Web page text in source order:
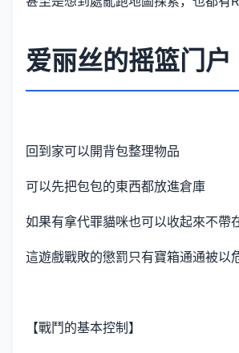
爱丽丝的摇篮门户
回到家可以開背包整理物品
可以先把包包的東西都放進倉庫
如果有拿代罪貓咪也可以收起來不帶
這遊戲戰敗的懲罰只有寶箱通通被以
【戰鬥的基本控制】